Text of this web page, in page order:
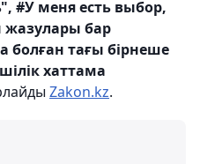
#У меня есть выбор,
жазулары бар
болған тағы бірнеше
хаттама
Zakon.kz.